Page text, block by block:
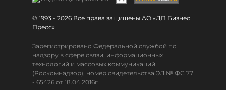
© 1993 - 2026 Все права защищены АО «ДП Бизнес
Пресс»
Зарегистрировано Федеральной службой по
надзору в сфере связи, информационных
технологий и массовых коммуникаций
(Роскомнадзор), номер свидетельства ЭЛ № ФС 77
- 65426 от 18.04.2016г.